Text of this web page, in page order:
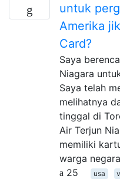
untuk
Amerika
Card?
Saya
Niagara
Saya telah
melihatnya
tinggal di
Air Terjun
memiliki
warga
25
usa